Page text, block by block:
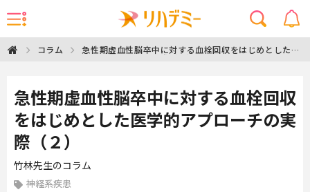
コラム 急性期虚血性脳卒中に対する血栓回収をはじめとした医
学的アプローチの実際（２）
急性期虚血性脳卒中に対する血栓回収
をはじめとした医学的アプローチの実
際（２）
竹林先生のコラム
神経系疾患